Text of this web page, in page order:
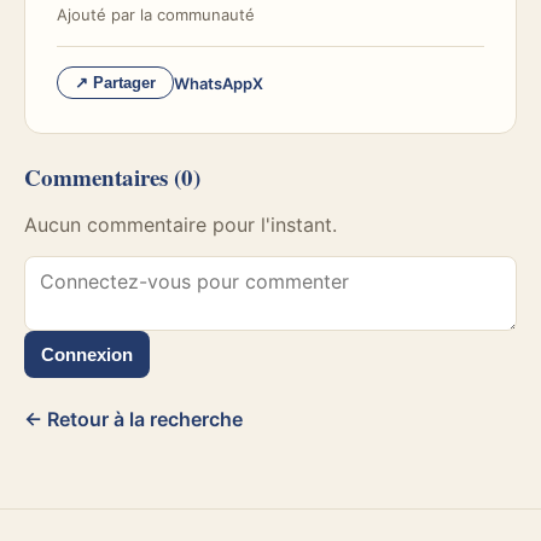
Ajouté par la communauté
↗ Partager WhatsAppX
Commentaires (0)
Aucun commentaire pour l'instant.
Connexion
← Retour à la recherche